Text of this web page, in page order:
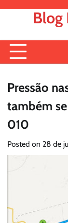
Blog
Pressão
também
010
Posted on 28 de